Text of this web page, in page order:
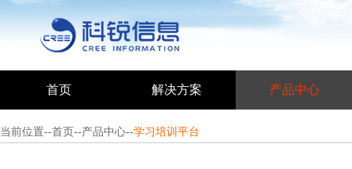
首页 解决方案 产品中心
当前位置--首页 --产品中心--学习培训平台